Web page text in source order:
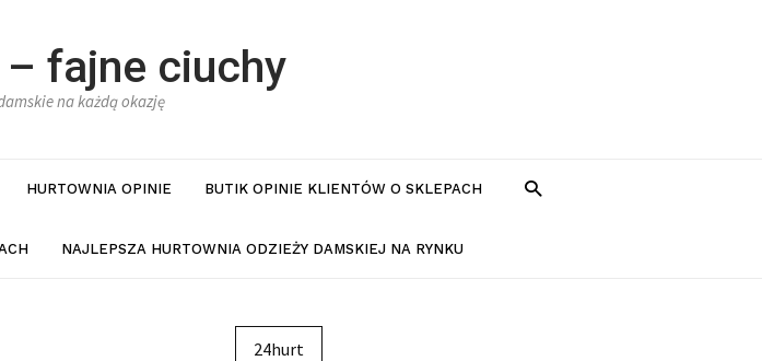
fajne ciuchy
na każdą okazję
HURTOWNIA OPINIE BUTIK OPINIE KLIENTÓW O SKLEPACH
NAJLEPSZA HURTOWNIA ODZIEŻY DAMSKIEJ NA RYNKU
24hurt